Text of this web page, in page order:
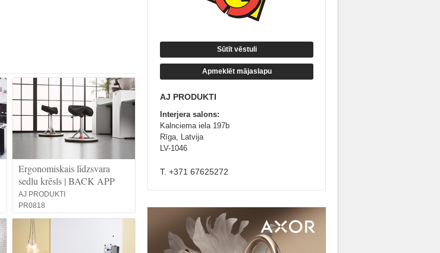
Ergonomiskais līdzsvara
sedlu krēsls | BACK APP
AJ PRODUKTI
PR0818
Sūtīt vēstuli
Apmeklēt mājaslapu
AJ PRODUKTI
Interjera salons:
Kalnciema iela 197b
Rīga, Latvija
LV-1046
T. +371 67625272